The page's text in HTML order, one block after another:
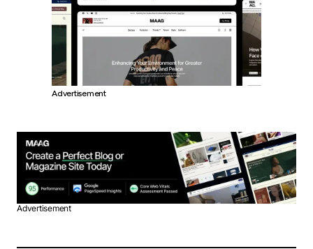
Advertisement
Advertisement